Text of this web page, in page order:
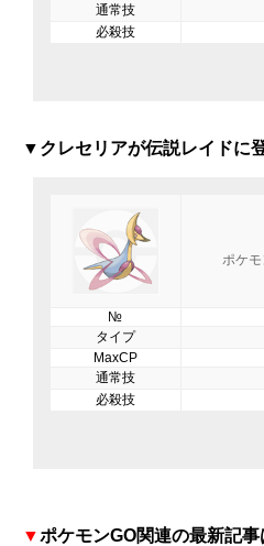
通常技
必殺技
▼クレセリアが伝説レイドに
ポケモ
№
タイプ
MaxCP
通常技
必殺技
▼ポケモンGO関連の最新記事